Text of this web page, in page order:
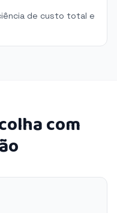
de custo total e
com